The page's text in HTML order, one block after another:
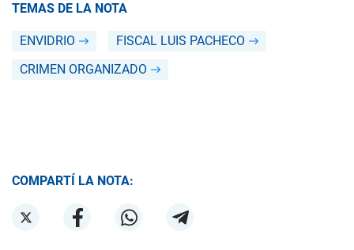
TEMAS DE LA NOTA
ENVIDRIO
FISCAL LUIS PACHECO
CRIMEN ORGANIZADO
COMPARTÍ LA NOTA: